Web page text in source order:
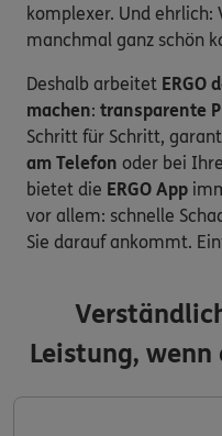
komplexer. Und ehrlich:
manchmal ganz schön
Deshalb arbeitet ERGO
machen: transparente
Schritt für Schritt,
am Telefon oder bei
bietet die ERGO App
vor allem: schnelle
Sie darauf ankommt.
Leistung,